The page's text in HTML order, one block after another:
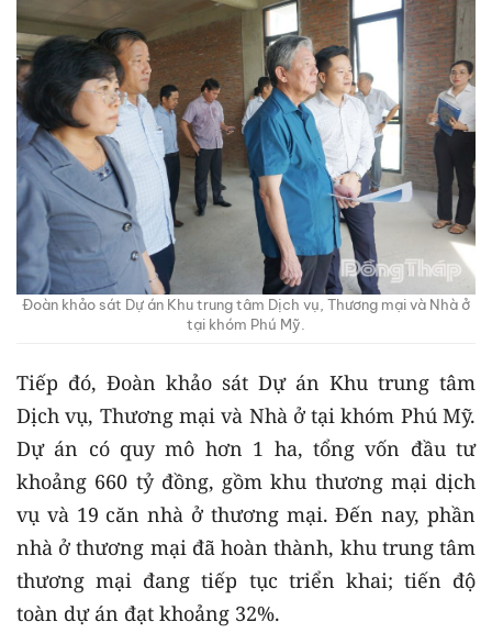
Đoàn khảo sát Dự án Khu trung tâm Dịch vụ, Thương mại và Nhà ở
tại khóm Phú Mỹ.
Tiếp đó, Đoàn khảo sát Dự án Khu trung tâm
Dịch vụ, Thương mại và Nhà ở tại khóm Phú Mỹ.
Dự án có quy mô hơn 1 ha, tổng vốn đầu tư
khoảng 660 tỷ đồng, gồm khu thương mại dịch
vụ và 19 căn nhà ở thương mại. Đến nay, phần
nhà ở thương mại đã hoàn thành, khu trung tâm
thương mại đang tiếp tục triển khai; tiến độ
toàn dự án đạt khoảng 32%.